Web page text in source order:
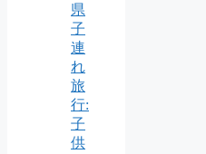
県
子
連
れ
旅
行:
子
供